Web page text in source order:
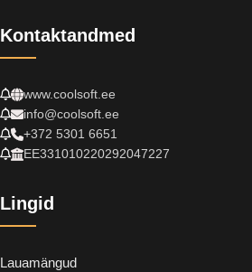
Kontaktandmed
www.coolsoft.ee
info@coolsoft.ee
+372 5301 6651
EE331010220292047227
Lingid
Lauamängud